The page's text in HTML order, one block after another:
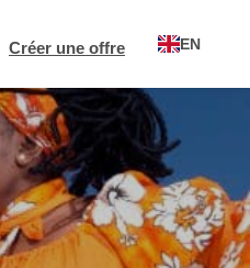
Créer une offre EN